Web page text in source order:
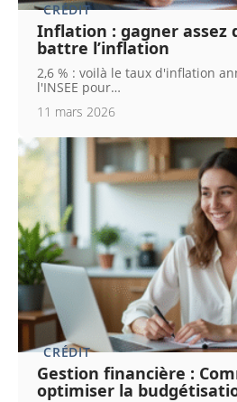
CRÉDIT
Inflation : gagner assez
battre l’inflation
2,6 % : voilà le taux d'inflation
l'INSEE pour…
11 mars 2026
CRÉDIT
Gestion financière :
optimiser la